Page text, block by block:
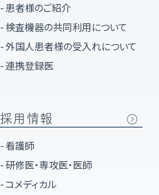
患者様のご紹介
検査機器の共同利用について
外国人患者様の受入れについて
連携登録医
採用情報
看護師
研修医・専攻医・医師
コメディカル